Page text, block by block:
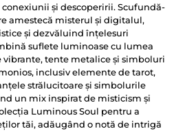
și descoperirii. Scufundă-
amestecă misterul și digitalul,
și dezvăluind înțelesuri
suflete luminoase cu lumea
tente metalice și simboluri
inclusiv elemente de tarot,
strălucitoare și simbolurile
un mix inspirat de misticism și
Luminous Soul pentru a
tăi, adăugând o notă de intrigă